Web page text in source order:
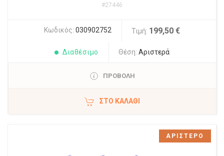
#27446
Κωδικός: 030902752 Τιμή: 199,50 €
Διαθέσιμο Θέση: Αριστερά
ΠΡΟΒΟΛΗ
ΣΤΟ ΚΑΛΆΘΙ
ΑΡΙΣΤΕΡΟ